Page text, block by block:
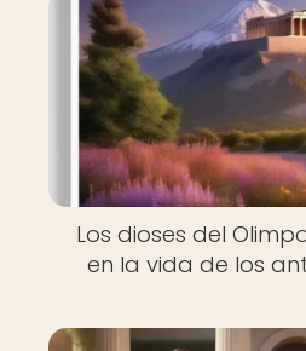
Los dioses del
en la vida de los